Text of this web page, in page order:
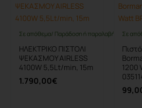
Σε απόθεμα/ Παράδοση ή παραλαβή έως 10
ΗΛΕΚΤΡΙΚΟ ΠΙΣΤΟΛΙ
ΨΕΚΑΣΜΟΥ AIRLESS
4100W 5,5Lt/min, 15m
1.790,00€
Σε
1200